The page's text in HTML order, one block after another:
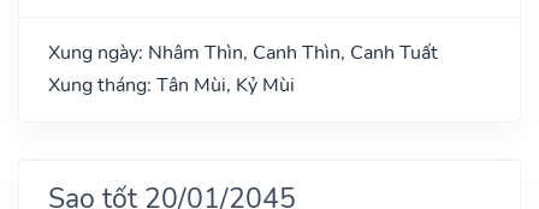
Xung ngày: Nhâm Thìn, Canh Thìn, Canh Tuất
Xung tháng: Tân Mùi, Kỷ Mùi
Sao tốt 20/01/2045